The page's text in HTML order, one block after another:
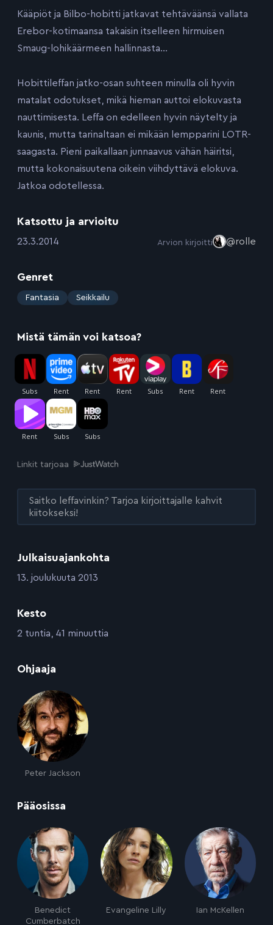
Julkaisuajankohta
:13. joulukuuta 2013
Kesto
:2 tuntia, 41 minuuttia
Ohjaaja
Peter Jackson
Pääosissa
Benedict
Cumberbatch
Evangeline Lilly Ian McKellen
Kääpiöt ja Bilbo-hobitti jatkavat tehtäväänsä vallata
Erebor-kotimaansa takaisin itselleen hirmuisen
Smaug-lohikäärmeen hallinnasta…
Hobittileffan jatko-osan suhteen minulla oli hyvin
matalat odotukset, mikä hieman auttoi elokuvasta
nauttimisesta. Leffa on edelleen hyvin näytelty ja
kaunis, mutta tarinaltaan ei mikään lempparini LOTR-
saagasta. Pieni paikallaan junnaavus vähän häiritsi,
mutta kokonaisuutena oikein viihdyttävä elokuva.
Jatkoa odotellessa.
Katsottu ja arvioitu
:23.3.2014 Arvion kirjoitti @rolle
Genret
: Fantasia Seikkailu
Mistä tämän voi katsoa?
Linkit tarjoaa
Saitko leffavinkin? Tarjoa kirjoittajalle kahvit
kiitokseksi!